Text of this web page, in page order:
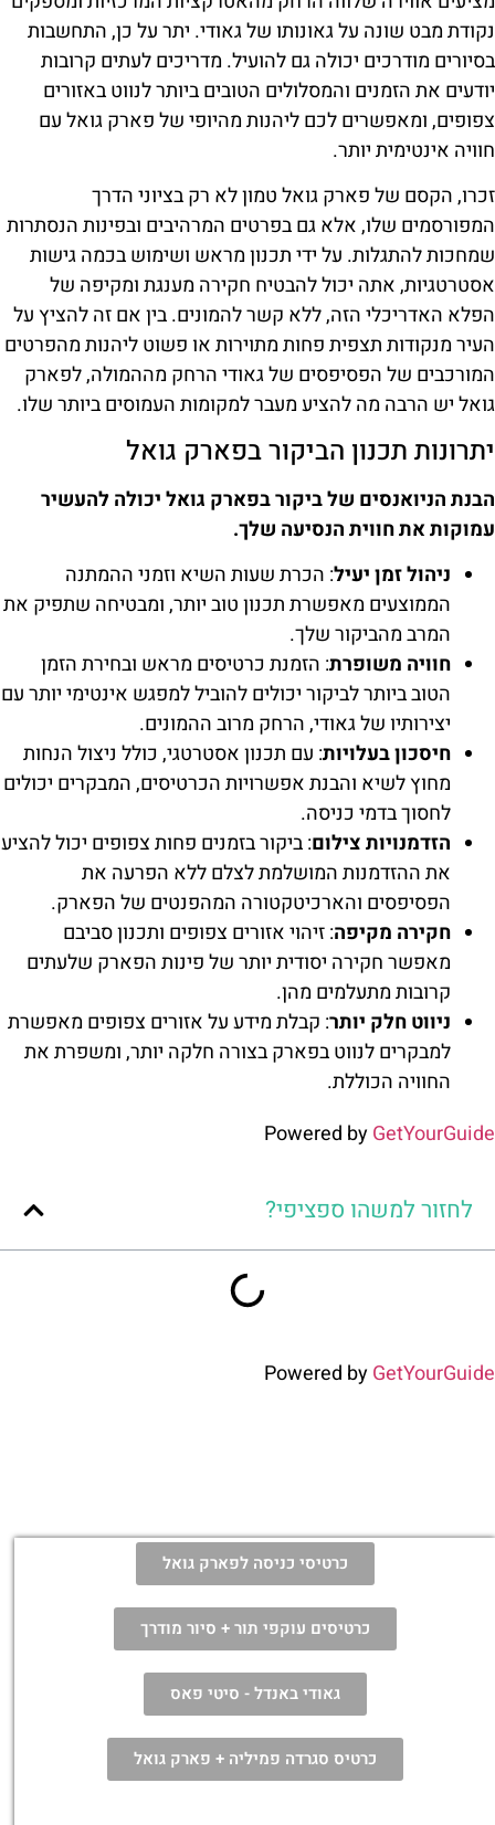
נקודת מבט שונה על גאונותו של גאודי. יתר על כן, התחשבות
בסיורים מודרכים יכולה גם להועיל. מדריכים לעתים קרובות
יודעים את הזמנים והמסלולים הטובים ביותר לנווט באזורים
צפופים, ומאפשרים לכם ליהנות מהיופי של פארק גואל עם
חוויה אינטימית יותר.
זכרו, הקסם של פארק גואל טמון לא רק בציוני הדרך
המפורסמים שלו, אלא גם בפרטים המרהיבים ובפינות הנסתרות
שמחכות להתגלות. על ידי תכנון מראש ושימוש בכמה גישות
אסטרטגיות, אתה יכול להבטיח חקירה מענגת ומקיפה של
הפלא האדריכלי הזה, ללא קשר להמונים. בין אם זה להציץ על
העיר מנקודות תצפית פחות מתוירות או פשוט ליהנות מהפרטים
המורכבים של הפסיפסים של גאודי הרחק מההמולה, לפארק
גואל יש הרבה מה להציע מעבר למקומות העמוסים ביותר שלו.
יתרונות תכנון הביקור בפארק גואל
הבנת הניואנסים של ביקור בפארק גואל יכולה להעשיר
עמוקות את חווית הנסיעה שלך.
ניהול זמן יעיל: הכרת שעות השיא וזמני ההמתנה
הממוצעים מאפשרת תכנון טוב יותר, ומבטיחה שתפיק את
המרב מהביקור שלך.
חוויה משופרת: הזמנת כרטיסים מראש ובחירת הזמן
הטוב ביותר לביקור יכולים להוביל למפגש אינטימי יותר עם
יצירותיו של גאודי, הרחק מרוב ההמונים.
חיסכון בעלויות: עם תכנון אסטרטגי, כולל ניצול הנחות
מחוץ לשיא והבנת אפשרויות הכרטיסים, המבקרים יכולים
לחסוך בדמי כניסה.
הזדמנויות צילום: ביקור בזמנים פחות צפופים יכול להציע
את ההזדמנות המושלמת לצלם ללא הפרעה את
הפסיפסים והארכיטקטורה המהפנטים של הפארק.
חקירה מקיפה: זיהוי אזורים צפופים ותכנון סביבם
מאפשר חקירה יסודית יותר של פינות הפארק שלעתים
קרובות מתעלמים מהן.
ניווט חלק יותר: קבלת מידע על אזורים צפופים מאפשרת
למבקרים לנווט בפארק בצורה חלקה יותר, ומשפרת את
החוויה הכוללת.
Powered byGetYourGuide
לחזור למשהו ספציפי?
Powered byGetYourGuide
כרטיסי כניסה לפארק גואל
כרטיסים עוקפי תור + סיור מודרך
גאודי באנדל - סיטי פאס
כרטיס סגרדה פמיליה + פארק גואל